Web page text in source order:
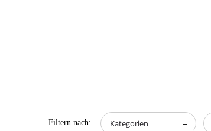
Filtern nach: Kategorien